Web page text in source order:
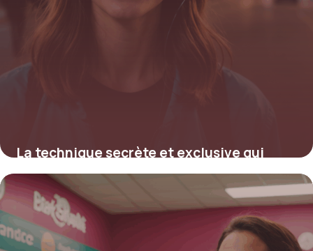
La technique secrète et exclusive qui
révolutionne le traitement orthodontique
nocturne grâce aux casques de nuit
dentaire
16 juin 2026